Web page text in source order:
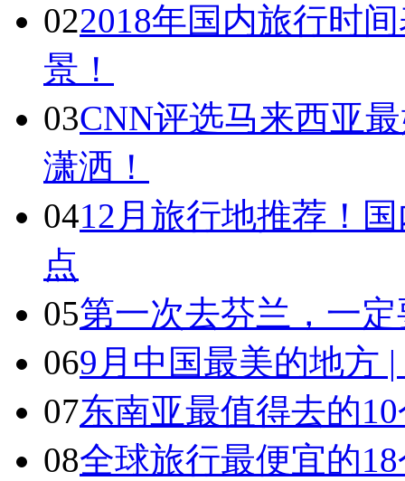
022018年国内旅行时
景！
03CNN评选马来西亚
潇洒！
0412月旅行地推荐！
点
05第一次去芬兰，一
069月中国最美的地方
07东南亚最值得去的
08全球旅行最便宜的